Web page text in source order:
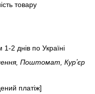
товару
2 днів по Україні
Поштомат, Курʼєр
платіж]